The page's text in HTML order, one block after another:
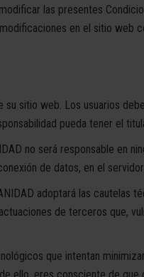
las presentes
en el sitio web
sitio web. Los usuarios
pueda tener el
no será responsable en
de datos, en el
adoptará las cautelas
de terceros que,
que intentan